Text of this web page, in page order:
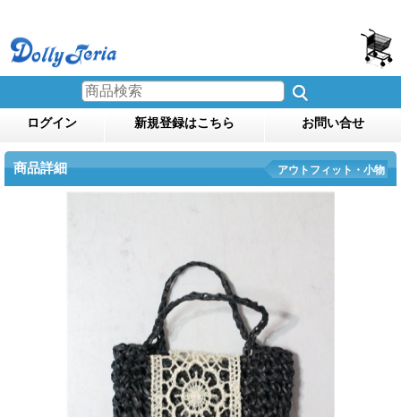
ログイン 新規登録はこちら お問い合せ
商品詳細 アウトフィット・小物